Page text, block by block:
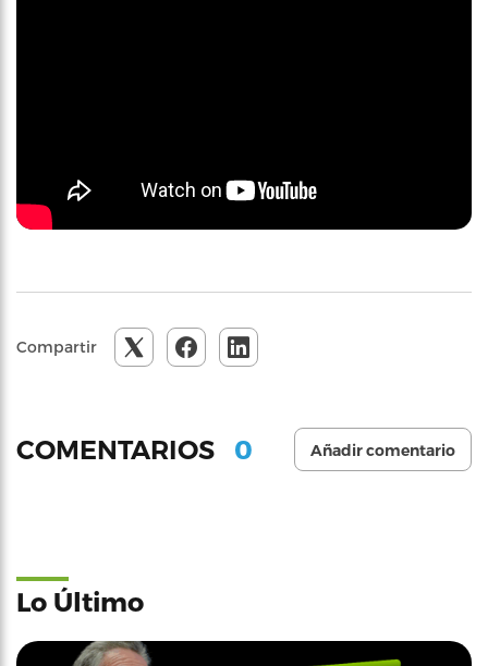
Compartir
COMENTARIOS 0 Añadir comentario
Lo Último